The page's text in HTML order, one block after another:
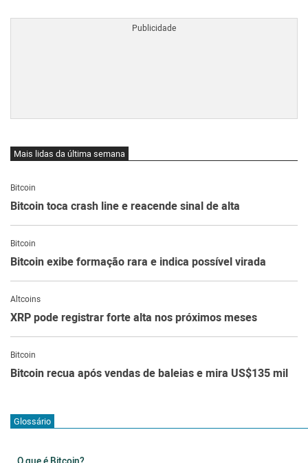
Mais lidas da última semana
Bitcoin
Bitcoin toca crash line e reacende sinal de alta
Bitcoin
Bitcoin exibe formação rara e indica possível virada
Altcoins
XRP pode registrar forte alta nos próximos meses
Bitcoin
Bitcoin recua após vendas de baleias e mira US$135 mil
Glossário